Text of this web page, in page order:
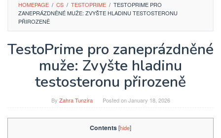
HOMEPAGE / CS / TESTOPRIME / TESTOPRIME PRO
ZANEPRÁZDNĚNÉ MUŽE: ZVYŠTE HLADINU TESTOSTERONU
PŘIROZENĚ
TestoPrime pro zaneprázdněné
muže: Zvyšte hladinu
testosteronu přirozeně
By Zahra Tunzira Posted onJanuary 18, 2026
Contents[hide]